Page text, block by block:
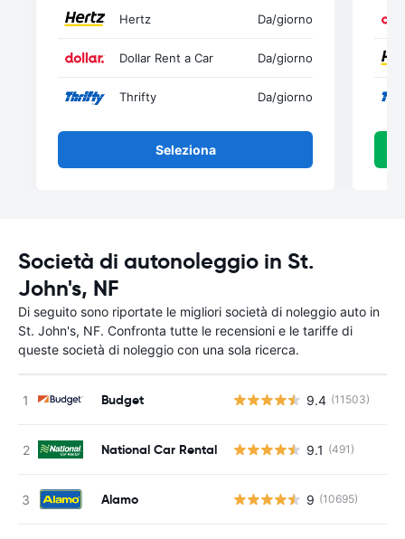
Hertz Da/giorno
Dollar Rent a Car Da/giorno
Thrifty Da/giorno
Seleziona
Società di autonoleggio in St.
John's, NF
Di seguito sono riportate le migliori società di noleggio auto in
St. John's, NF. Confronta tutte le recensioni e le tariffe di
queste società di noleggio con una sola ricerca.
Budget 9.4 (11503)
National Car Rental 9.1 (491)
Alamo 9 (10695)